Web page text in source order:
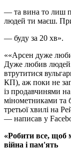
— та вина то лиш
людей ти маєш.
— буду за 20 хв».
«Арсен дуже
Дуже любив
втрутитися
КП), аж поки не
із продавчинями
мінометниками та
третьої хвилі на
— написав у
«Робити все, щоб
війна і пам'ять